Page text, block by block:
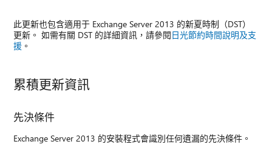
此更新也包含適用于 Exchange Server 2013 的新夏時制（DST）
更新。 如需有關 DST 的詳細資訊，請參閱日光節約時間說明及支
援 。
累積更新資訊
先決條件
Exchange Server 2013 的安裝程式會識別任何遺漏的先決條件。